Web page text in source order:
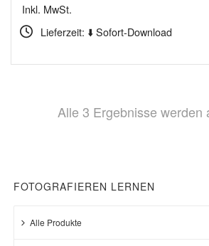
war:
319,80 €269,90 €.
Inkl. MwSt.
Lieferzeit: ⬇️ Sofort-Download
Alle 3 Ergebnisse werden
FOTOGRAFIEREN LERNEN
Alle Produkte